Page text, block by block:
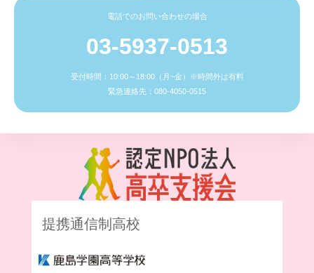
電話でのお問い合わせの場合
03-5937-0513
受付時間：10:00～18:00（月~金）※時間外は有料
緊急連絡先：080-4050-0515
提携通信制高校